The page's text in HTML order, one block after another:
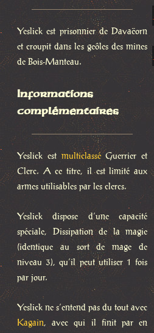
Yeslick est prisonnier de Davaëorn
et croupit dans les geôles des mines
de Bois-Manteau.
Informations
complémentaires
Yeslick est multiclasséGuerrier et
Clerc. A ce titre, il est limité aux
armes utilisables par les clercs.
Yeslick dispose d’une capacité
spéciale, Dissipation de la magie
(identique au sort de mage de
niveau 3), qu’il peut utiliser 1 fois
par jour.
Yeslick ne s’entend pas du tout avec
Kagain, avec qui il finit par en